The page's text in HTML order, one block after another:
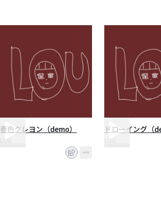
春色クレヨン（demo）
LOU
ドローイング（
LOU